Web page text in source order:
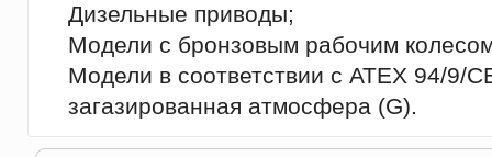
Дизельные приводы;
Модели с бронзовым рабочим
Модели в соответствии с ATEX 94/9/
загазированная атмосфера (G).